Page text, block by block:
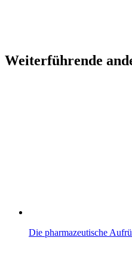
Weiterführende
Die pharmazeutische